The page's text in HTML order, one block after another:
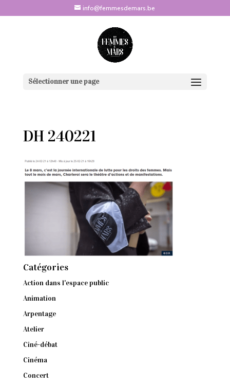
info@femmesdemars.be
Sélectionner une page
DH 240221
Catégories
Action dans l'espace public
Animation
Arpentage
Atelier
Ciné-débat
Cinéma
Concert